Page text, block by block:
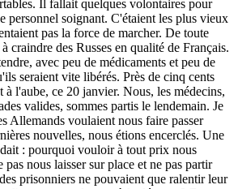
Il fallait quelques volontaires pour
personnel soignant. C'étaient les plus vieux
pas la force de marcher. De toute
craindre des Russes en qualité de Français.
avec peu de médicaments et peu de
seraient vite libérés. Près de cinq cents
à l'aube, ce 20 janvier. Nous, les médecins,
valides, sommes partis le lendemain. Je
Allemands voulaient nous faire passer
nouvelles, nous étions encerclés. Une
: pourquoi vouloir à tout prix nous
nous laisser sur place et ne pas partir
prisonniers ne pouvaient que ralentir leur